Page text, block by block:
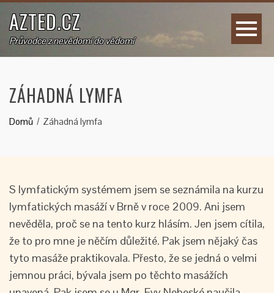
AZTED.CZ
Průvodce z nevědomí do vědomí
ZÁHADNÁ LYMFA
Domů Záhadná lymfa
S lymfatickým systémem jsem se seznámila na kurzu
lymfatických masáží v Brně v roce 2009. Ani jsem
nevěděla, proč se na tento kurz hlásím. Jen jsem cítila,
že to pro mne je něčím důležité. Pak jsem nějaký čas
tyto masáže praktikovala. Přesto, že se jedná o velmi
jemnou práci, bývala jsem po těchto masážích